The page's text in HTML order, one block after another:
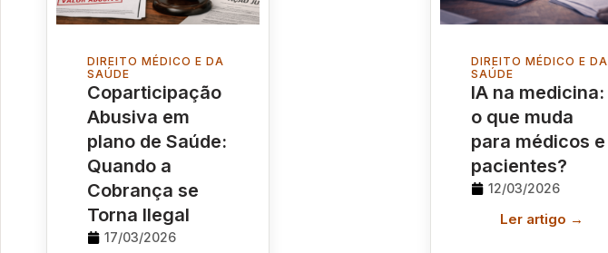
DIREITO MÉDICO E DA
SAÚDE
Coparticipação
Abusiva em
plano de Saúde:
Quando a
Cobrança se
Torna Ilegal
17/03/2026
DIREITO MÉDICO E DA
SAÚDE
IA na medicina:
o que muda
para médicos e
pacientes?
12/03/2026
Ler artigo →